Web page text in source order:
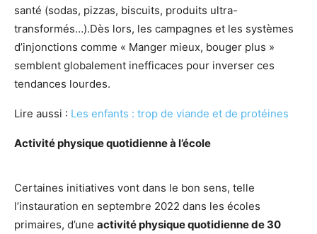
santé (sodas, pizzas, biscuits, produits ultra-
transformés…).Dès lors, les campagnes et les systèmes
d’injonctions comme « Manger mieux, bouger plus »
semblent globalement inefficaces pour inverser ces
tendances lourdes.
Lire aussi : Les enfants : trop de viande et de protéines
Activité physique quotidienne à l’école
Certaines initiatives vont dans le bon sens, telle
l’instauration en septembre 2022 dans les écoles
primaires, d’une activité physique quotidienne de 30